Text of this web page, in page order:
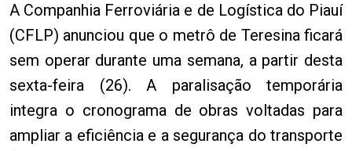
A Companhia Ferroviária e de Logística do Piauí
(CFLP) anunciou que o metrô de Teresina ficará
sem operar durante uma semana, a partir desta
sexta-feira (26). A paralisação temporária
integra o cronograma de obras voltadas para
ampliar a eficiência e a segurança do transporte